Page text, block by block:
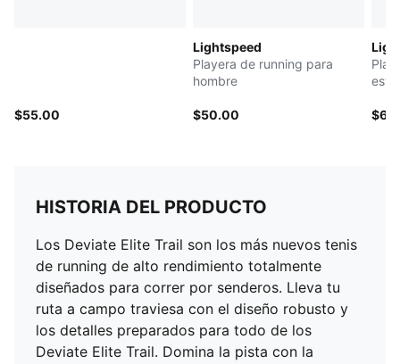
$55.00
Lightspeed
Playera de running para
hombre
$50.00
HISTORIA DEL PRODUCTO
Los Deviate Elite Trail son los más nuevos tenis
de running de alto rendimiento totalmente
diseñados para correr por senderos. Lleva tu
ruta a campo traviesa con el diseño robusto y
los detalles preparados para todo de los
Deviate Elite Trail. Domina la pista con la